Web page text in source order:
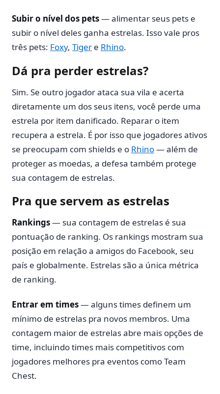
Subir o nível dos pets— alimentar seus pets e
subir o nível deles ganha estrelas. Isso vale pros
três pets: Foxy, Tiger e Rhino.
Dá pra perder estrelas?
Sim. Se outro jogador ataca sua vila e acerta
diretamente um dos seus itens, você perde uma
estrela por item danificado. Reparar o item
recupera a estrela. É por isso que jogadores ativos
se preocupam com shields e o Rhino— além de
proteger as moedas, a defesa também protege
sua contagem de estrelas.
Pra que servem as estrelas
Rankings— sua contagem de estrelas é sua
pontuação de ranking. Os rankings mostram sua
posição em relação a amigos do Facebook, seu
país e globalmente. Estrelas são a única métrica
de ranking.
Entrar em times— alguns times definem um
mínimo de estrelas pra novos membros. Uma
contagem maior de estrelas abre mais opções de
time, incluindo times mais competitivos com
jogadores melhores pra eventos como Team
Chest.